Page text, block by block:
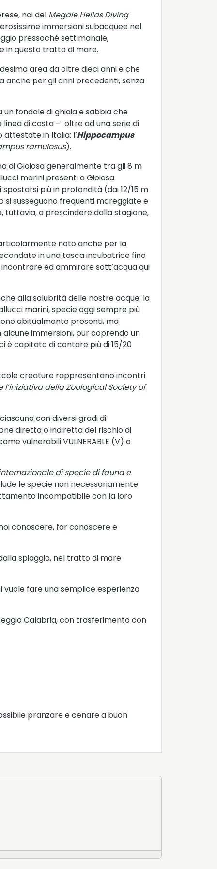
noi del Megale Hellas Diving
immersioni subacquee nel
pressoché settimanale,
in questo tratto di mare.
area da oltre dieci anni e che
anche per gli anni precedenti, senza
fondale di ghiaia e sabbia che
di costa – oltre ad una serie di
in Italia: l’Hippocampus
ramulosus).
di Gioiosa generalmente tra gli 8 m
marini presenti a Gioiosa
più in profondità (dai 12/15 m
si susseguono frequenti mareggiate e
tuttavia, a prescindere dalla stagione,
noto anche per la
in una tasca incubatrice fino
ed ammirare sott’acqua qui
alla salubrità delle nostre acque: la
marini, specie oggi sempre più
abitualmente presenti, ma
immersioni, pur coprendo un
è capitato di contare più di 15/20
creature rappresentano incontri
l’iniziativa della Zoological Society of
con diversi gradi di
diretta o indiretta del rischio di
vulnerabili VULNERABLE (V) o
di specie di fauna e
le specie non necessariamente
incompatibile con la loro
conoscere, far conoscere e
spiaggia, nel tratto di mare
vuole fare una semplice esperienza
Calabria, con trasferimento con
pranzare e cenare a buon